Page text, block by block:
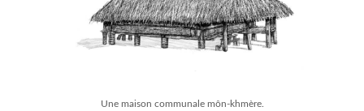
Une maison communale môn-khmère.